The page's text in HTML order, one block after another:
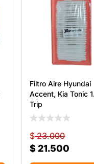
Filtro Aire Hyundai
Accent, Kia Tonic
Trip
$23.000
$21.500